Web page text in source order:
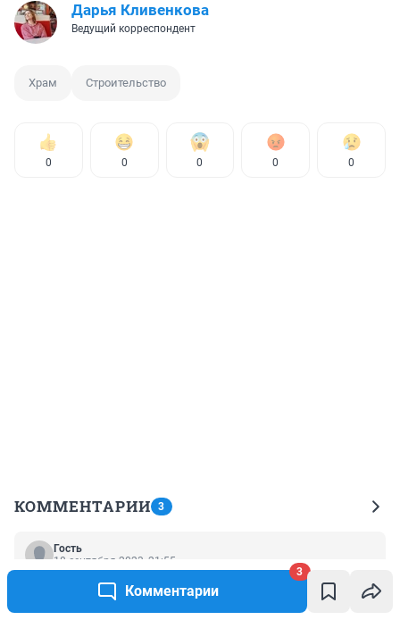
Комментарии
3
Дарья Кливенкова
Ведущий корреспондент
Храм Строительство
0 0 0 0 0
КОММЕНТАРИИ 3
Гость
18 сентября 2023, 21:55
У РПЦ столько бабла, что могут тысячу таких храмов
за неделю отстроить ! Дядьке заняться нечем ?